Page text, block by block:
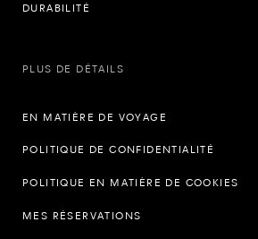
DURABILITÉ
PLUS DE DÉTAILS
EN MATIÈRE DE VOYAGE
POLITIQUE DE CONFIDENTIALITÉ
POLITIQUE EN MATIÈRE DE COOKIES
MES RÉSERVATIONS